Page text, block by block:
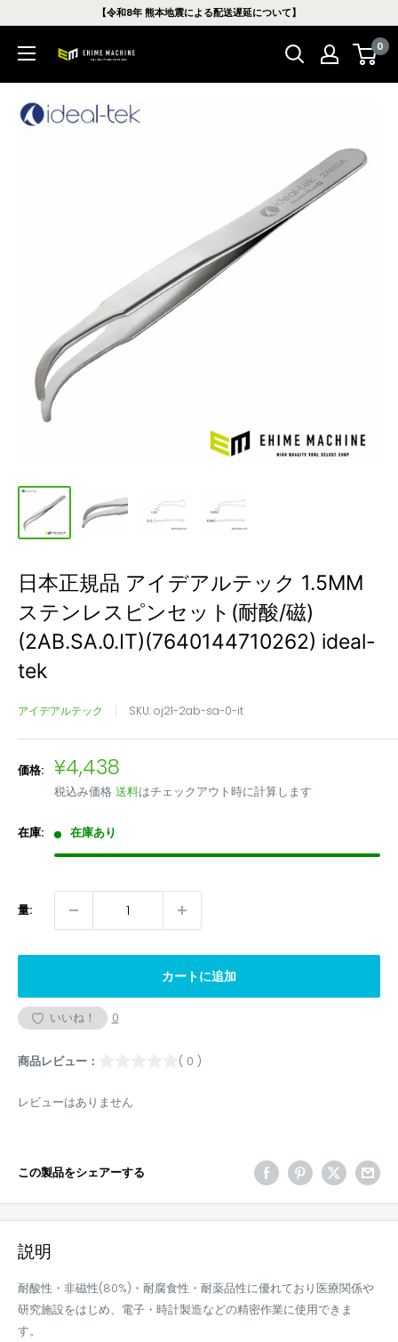
ン
【令和8年 熊本地震による配送遅延について】
エ
マ
0
日本正規品 アイデアルテック 1.5MM
ステンレスピンセット(耐酸/磁)
(2AB.SA.0.IT)(7640144710262) ideal-
tek
アイデアルテック SKU:oj21-2ab-sa-0-it
価格: 販
売
価
格
¥4,438
税込み価格 送料はチェックアウト時に計算します
在庫: 在庫あり
量:
カートに追加
いいね！ 0
商品レビュー： ( 0 )
レビューはありません
この製品をシェアーする
説明
耐酸性・非磁性(80%)・耐腐食性・耐薬品性に優れており医療関係や
研究施設をはじめ、電子・時計製造などの精密作業に使用できま
す。